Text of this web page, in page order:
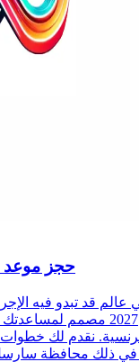
حجز موعد
عالم قد تبدو فيه
2027 مصمم
نقدم لك خطوات
في ذلك محافظة